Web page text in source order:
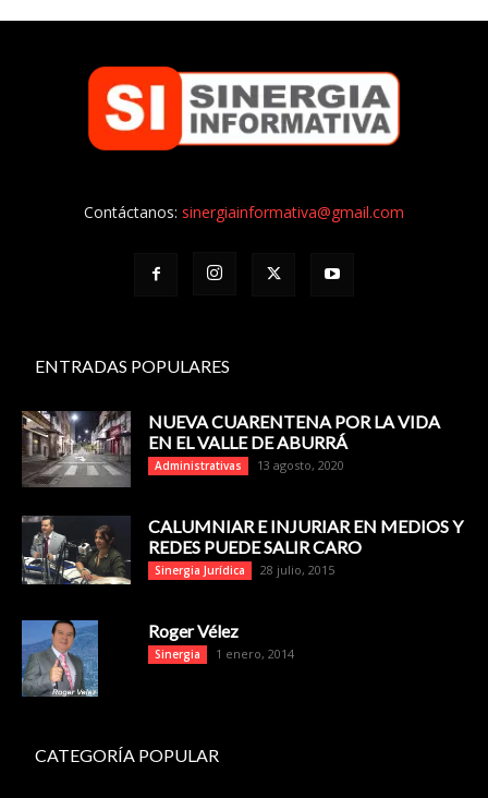
Contáctanos: sinergiainformativa@gmail.com
ENTRADAS POPULARES
NUEVA CUARENTENA POR LA VIDA
EN EL VALLE DE ABURRÁ
Administrativas 13 agosto, 2020
CALUMNIAR E INJURIAR EN MEDIOS Y
REDES PUEDE SALIR CARO
Sinergia Jurídica 28 julio, 2015
Roger Vélez
Sinergia 1 enero, 2014
CATEGORÍA POPULAR